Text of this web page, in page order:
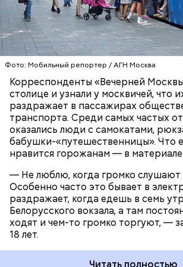
Фото: Мобильный репортер / АГН Москва
Корреспонденты «Вечерней
столице и узнали у москвичей, что
раздражает в пассажирах
транспорта. Среди самых частых
оказались люди с самокатами,
бабушки-«путешественницы». Что
нравится горожанам — в
— Не люблю, когда громко слушают
Особенно часто это бывает в
раздражает, когда едешь в семь
Белорусского вокзала, а там
ходят и чем-то громко торгуют, —
18 лет.
чем-нибудь заденут, — сказала
Читать полностью
ТРАНСПОРТ ПАССАЖИРЫ
До этого государственная
Москвыдобилась демонтажа
пристройки к трансформаторной
Лосиноостровском районе